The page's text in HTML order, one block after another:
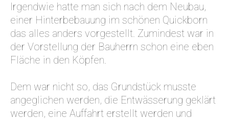
Irgendwie hatte man sich nach dem Neubau,
einer Hinterbebauung im schönen Quickborn
das alles anders vorgestellt. Zumindest war in
der Vorstellung der Bauherrn schon eine eben
Fläche in den Köpfen.
Dem war nicht so, das Grundstück musste
angeglichen werden, die Entwässerung geklärt
werden, eine Auffahrt erstellt werden und